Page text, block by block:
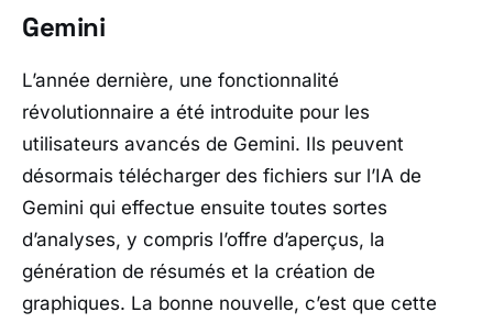
Gemini
L’année dernière, une fonctionnalité
révolutionnaire a été introduite pour les
utilisateurs avancés de Gemini. Ils peuvent
désormais télécharger des fichiers sur l’IA de
Gemini qui effectue ensuite toutes sortes
d’analyses, y compris l’offre d’aperçus, la
génération de résumés et la création de
graphiques. La bonne nouvelle, c’est que cette